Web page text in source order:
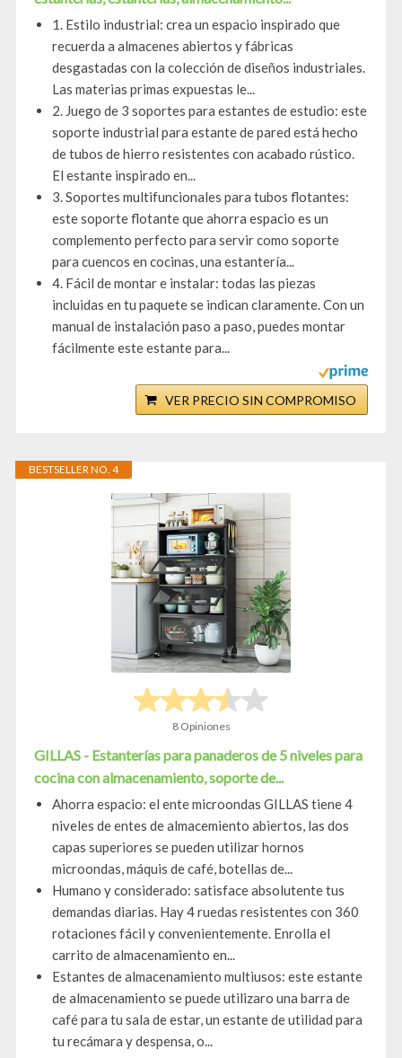
1. Estilo industrial: crea un espacio inspirado que
recuerda a almacenes abiertos y fábricas
desgastadas con la colección de diseños industriales.
Las materias primas expuestas le...
2. Juego de 3 soportes para estantes de estudio: este
soporte industrial para estante de pared está hecho
de tubos de hierro resistentes con acabado rústico.
El estante inspirado en...
3. Soportes multifuncionales para tubos flotantes:
este soporte flotante que ahorra espacio es un
complemento perfecto para servir como soporte
para cuencos en cocinas, una estantería...
4. Fácil de montar e instalar: todas las piezas
incluidas en tu paquete se indican claramente. Con un
manual de instalación paso a paso, puedes montar
fácilmente este estante para...
VER PRECIO SIN COMPROMISO
BESTSELLER NO. 4
8 Opiniones
GILLAS - Estanterías para panaderos de 5 niveles para
cocina con almacenamiento, soporte de...
Ahorra espacio: el ente microondas GILLAS tiene 4
niveles de entes de almacemiento abiertos, las dos
capas superiores se pueden utilizar hornos
microondas, máquis de café, botellas de...
Humano y considerado: satisface absolutente tus
demandas diarias. Hay 4 ruedas resistentes con 360
rotaciones fácil y convenientemente. Enrolla el
carrito de almacenamiento en...
Estantes de almacenamiento multiusos: este estante
de almacenamiento se puede utilizaro una barra de
café para tu sala de estar, un estante de utilidad para
tu recámara y despensa, o...